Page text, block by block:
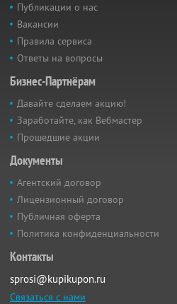
Публикации о нас
Вакансии
Правила сервиса
Ответы на вопросы
Бизнес-Партнёрам
Давайте сделаем акцию!
Заработайте, как Вебмастер
Прошедшие акции
Документы
Агентский договор
Лицензионный договор
Публичная оферта
Политика конфиденциальности
Контакты
sprosi@kupikupon.ru
Связаться с нами